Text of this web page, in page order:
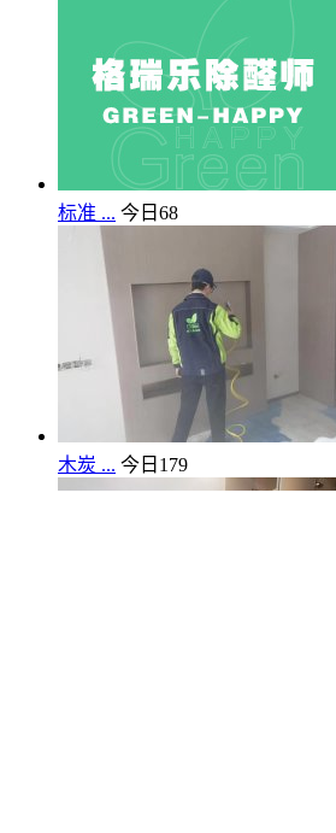
标准 ... 今日 68
木炭 ... 今日 179